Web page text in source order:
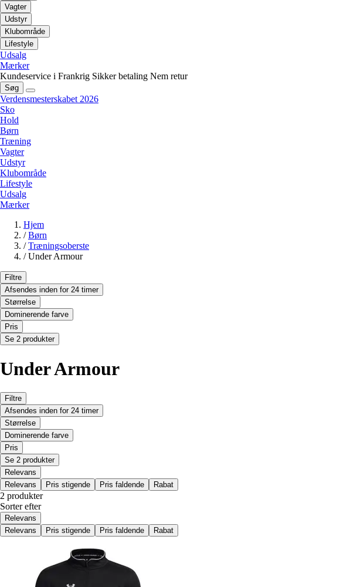
Vagter
Udstyr
Klubområde
Lifestyle
Udsalg
Mærker
Kundeservice i Frankrig Sikker betaling Nem retur
Søg
Verdensmesterskabet 2026
Sko
Hold
Børn
Træning
Vagter
Udstyr
Klubområde
Lifestyle
Udsalg
Mærker
Hjem
/ Børn
/ Træningsoberste
/ Under Armour
Filtre
Afsendes inden for 24 timer
Størrelse
Dominerende farve
Pris
Se 2 produkter
Under Armour
Filtre
Afsendes inden for 24 timer
Størrelse
Dominerende farve
Pris
Se 2 produkter
Relevans
Relevans
Pris stigende Pris faldende Rabat
2 produkter
Sorter efter
Relevans
Relevans
Pris stigende Pris faldende Rabat